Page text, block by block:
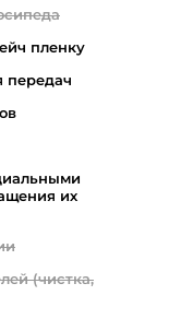
пленку
передач
их
(чистка,